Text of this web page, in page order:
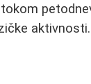
aktivnosti.